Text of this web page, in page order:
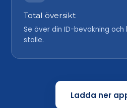
Total översikt
Se över din ID-bevakning
ställe.
Ladda ner